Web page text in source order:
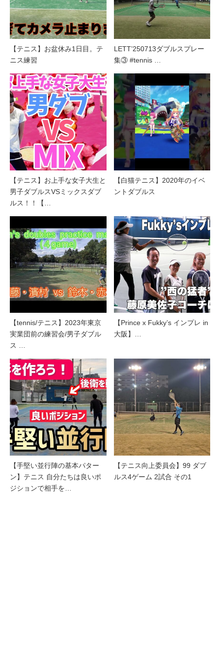
【テニス】お盆休み1日目。テ
ニス練習
LETT’250713ダブルスプレー
集③ #tennis …
【テニス】お上手な女子大生と
男子ダブルスVSミックスダブ
ルス！！【…
【白猫テニス】2020年のイベ
ントダブルス
【tennis/テニス】2023年東京
実業団前の練習会/男子ダブル
ス …
【Prince x Fukky’s インプレ in
大阪】…
【手堅い並行陣の基本パター
ン】テニス 自分たちは良いポ
ジションで相手を…
【テニス向上委員会】99 ダブ
ルス4ゲーム 2試合 その1